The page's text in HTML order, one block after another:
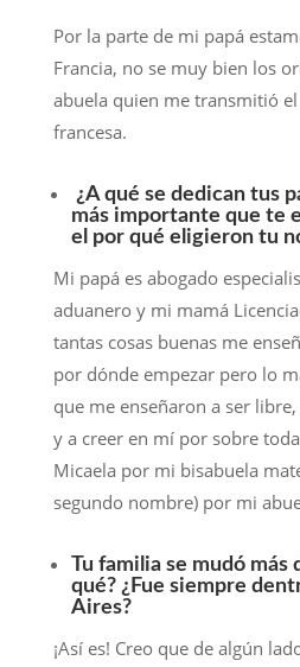
Por la parte de mi papá
Francia, no se muy bien los
abuela quien me transmitió
francesa.
¿A qué se dedican tus
más importante que te
el por qué eligieron tu
Mi papá es abogado
aduanero y mi mamá
tantas cosas buenas me
por dónde empezar pero lo
que me enseñaron a ser
y a creer en mí por sobre
Micaela por mi bisabuela
segundo nombre) por mi
Tu familia se mudó más
qué? ¿Fue siempre
Aires?
¡Así es! Creo que de algún